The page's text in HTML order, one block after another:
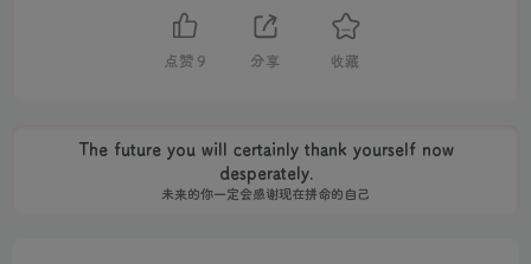
点赞 9 分享 收藏
The future you will certainly thank yourself now
desperately.
未来的你一定会感谢现在拼命的自己